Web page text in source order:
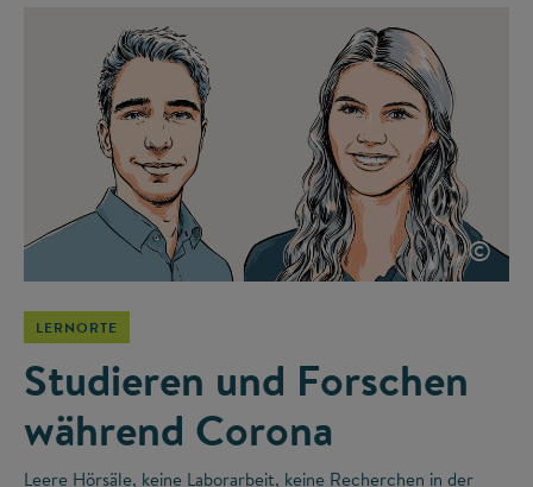
©
LERNORTE
Studieren und Forschen
während Corona
Leere Hörsäle, keine Laborarbeit, keine Recherchen in der